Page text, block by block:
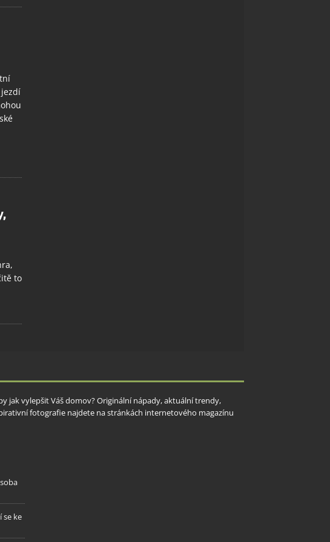
to
jak vylepšit Váš domov? Originální nápady, aktuální trendy,
fotografie najdete na stránkách internetového magazínu
se ke